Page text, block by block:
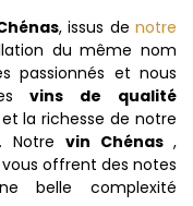
, issus de notre
du même nom
passionnés et nous
vins de qualité
la richesse de notre
. Notre vin Chénas,
vous offrent des notes
belle complexité